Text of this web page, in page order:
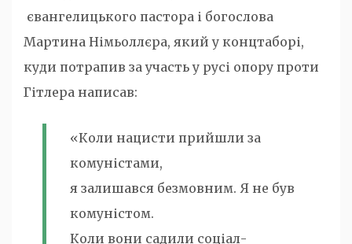
євангелицького пастора і богослова
Мартина Німьоллєра, який у концтаборі,
куди потрапив за участь у русі опору проти
Гітлера написав:
«Коли нацисти прийшли за
комуністами,
я залишався безмовним. Я не був
комуністом.
Коли вони садили соціал-